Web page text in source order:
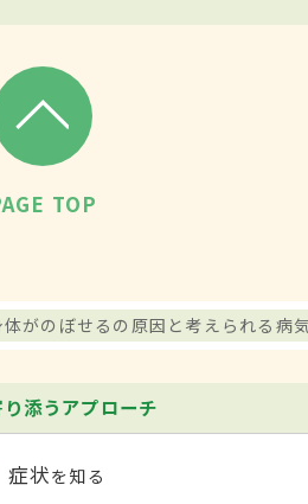
TOP
体がのぼせるの原因と考えられる病
添うアプローチ
症状を知る